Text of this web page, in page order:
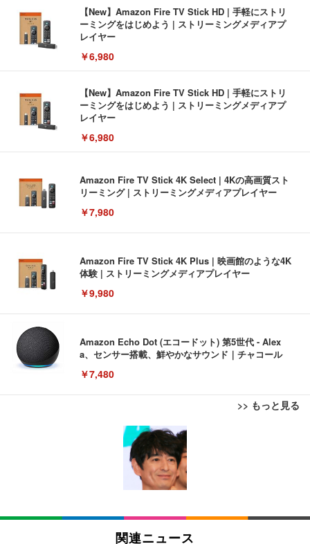
【New】Amazon Fire TV Stick HD | 手軽にストリ
ーミングをはじめよう | ストリーミングメディアプ
レイヤー
￥6,980
【New】Amazon Fire TV Stick HD | 手軽にストリ
ーミングをはじめよう | ストリーミングメディアプ
レイヤー
￥6,980
Amazon Fire TV Stick 4K Select | 4Kの高画質スト
リーミング | ストリーミングメディアプレイヤー
￥7,980
Amazon Fire TV Stick 4K Plus | 映画館のような4K
体験 | ストリーミングメディアプレイヤー
￥9,980
Amazon Echo Dot (エコードット) 第5世代 - Alex
a、センサー搭載、鮮やかなサウンド｜チャコール
￥7,480
>> もっと見る
[EdoErgo] オフィスチェア 椅子 テレワーク 疲れな
い 跳ね上げ式アームレスト コンパクト 約105度ロッ
キング pc 事務椅子 360度回転 座面昇降 強化ナイロ
ン樹脂ベース 通気性メッシュ 在宅ワーク H-WY01
(黒網+黒枠+黒足)
SIHOO B100 オフィスチェア／デスクチェア メッシ
ュチェア 人間工学 疲れない ブラック
EIZO ビジネス向けプレミアムモニター | FlexScan
EV3240X-WT | 31.5型4K UHD・USB Type-C・ホワ
EIZO ビジネス向けプレミアムモニター | FlexScan
Amazonベーシック ペットシーツ 薄型 レギュラー 1
回使い捨て 無香料 ホワイト 300枚
Amazonベーシック ペットシーツ 厚型 ワイド 42枚
x2袋(84枚) ホワイト(吸収面:ライトブルー)
関連ニュース